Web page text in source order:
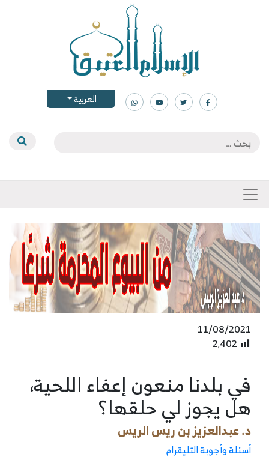
العربية
11/08/2021
2٬402
في بلدنا منعون إعفاء اللحية،
هل يجوز لي حلقها؟
د. عبدالعزيز بن ريس الريس
أسئلة وأجوبة التليقرام